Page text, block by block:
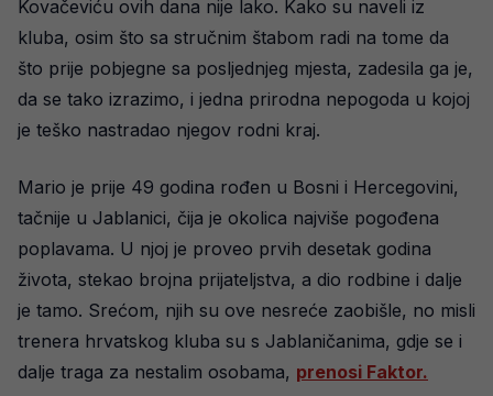
Kovačeviću ovih dana nije lako. Kako su naveli iz
kluba, osim što sa stručnim štabom radi na tome da
što prije pobjegne sa posljednjeg mjesta, zadesila ga je,
da se tako izrazimo, i jedna prirodna nepogoda u kojoj
je teško nastradao njegov rodni kraj.
Mario je prije 49 godina rođen u Bosni i Hercegovini,
tačnije u Jablanici, čija je okolica najviše pogođena
poplavama. U njoj je proveo prvih desetak godina
života, stekao brojna prijateljstva, a dio rodbine i dalje
je tamo. Srećom, njih su ove nesreće zaobišle, no misli
trenera hrvatskog kluba su s Jablaničanima, gdje se i
dalje traga za nestalim osobama, prenosi Faktor.